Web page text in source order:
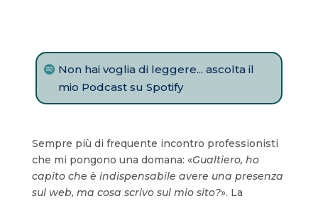
Non hai voglia di leggere... ascolta il
mio Podcast su Spotify
Sempre più di frequente incontro professionisti
che mi pongono una domana: «Gualtiero, ho
capito che è indispensabile avere una presenza
sul web, ma cosa scrivo sul mio sito?». La